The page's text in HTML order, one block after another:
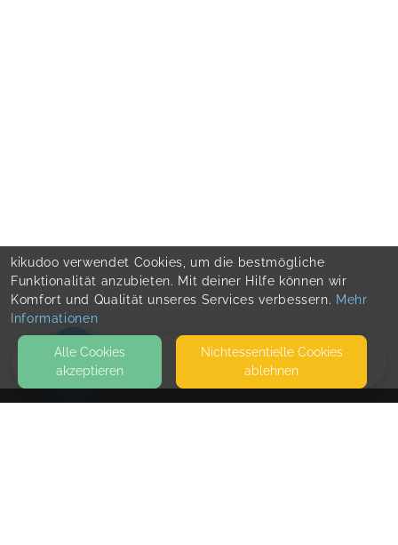
HOME
kikudoo verwendet Cookies, um die bestmögliche
Funktionalität anzubieten. Mit deiner Hilfe können wir
Komfort und Qualität unseres Services verbessern. Mehr
Informationen
Alle Cookies
akzeptieren
Nicht­essentielle Cookies
ablehnen